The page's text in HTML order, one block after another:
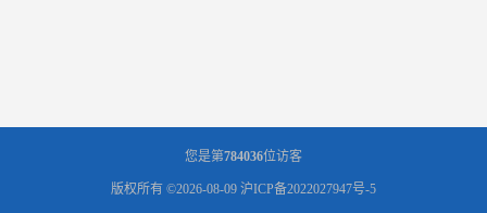
您是第784036位访客
版权所有 ©2026-08-09 沪ICP备2022027947号-5